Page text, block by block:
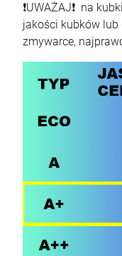
❗UWAŻAJ❗ na
jakości kubków
zmywarce,